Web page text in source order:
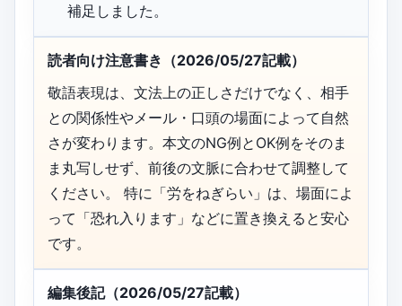
補足しました。
読者向け注意書き（2026/05/27記載）
敬語表現は、文法上の正しさだけでなく、相手
との関係性やメール・口頭の場面によって自然
さが変わります。本文のNG例とOK例をそのま
ま丸写しせず、前後の文脈に合わせて調整して
ください。 特に「労をねぎらい」は、場面によ
って「恐れ入ります」などに置き換えると安心
です。
編集後記（2026/05/27記載）